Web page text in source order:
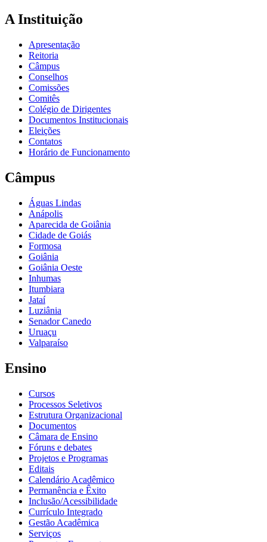
A Instituição
Apresentação
Reitoria
Câmpus
Conselhos
Comissões
Comitês
Colégio de Dirigentes
Documentos Institucionais
Eleições
Contatos
Horário de Funcionamento
Câmpus
Águas Lindas
Anápolis
Aparecida de Goiânia
Cidade de Goiás
Formosa
Goiânia
Goiânia Oeste
Inhumas
Itumbiara
Jataí
Luziânia
Senador Canedo
Uruaçu
Valparaíso
Ensino
Cursos
Processos Seletivos
Estrutura Organizacional
Documentos
Câmara de Ensino
Fóruns e debates
Projetos e Programas
Editais
Calendário Acadêmico
Permanência e Êxito
Inclusão/Acessibilidade
Currículo Integrado
Gestão Acadêmica
Serviços